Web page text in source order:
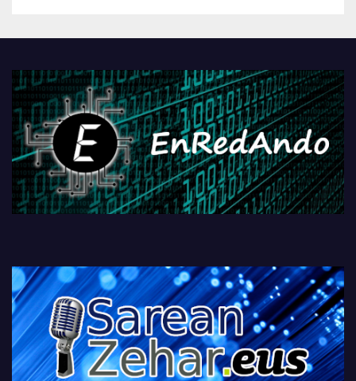
PlayStationeko bideojoko